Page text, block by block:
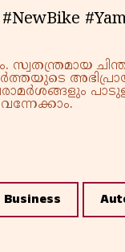
സ്വതന്ത്രമായ
Business